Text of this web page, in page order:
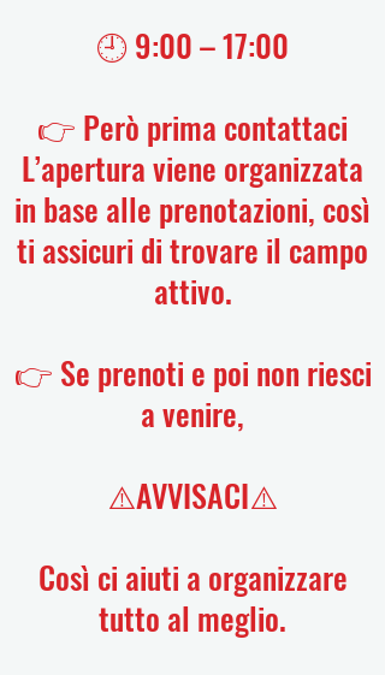
🕘 9:00 – 17:00
👉 Però prima contattaci
L’apertura viene organizzata
in base alle prenotazioni, così
ti assicuri di trovare il campo
attivo.
👉 Se prenoti e poi non riesci
a venire,
⚠️AVVISACI⚠️
Così ci aiuti a organizzare
tutto al meglio.